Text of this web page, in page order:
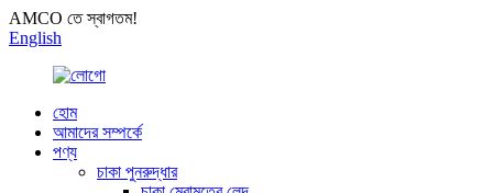
AMCO তে স্বাগতম!
English
হোম
আমাদের সম্পর্কে
পণ্য
চাকা পুনরুদ্ধার